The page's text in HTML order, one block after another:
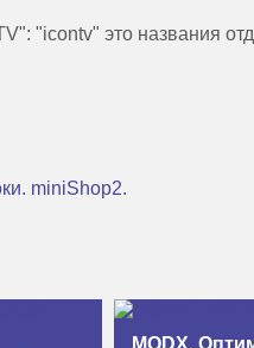
"icontv" это названия
miniShop2.
MODX.